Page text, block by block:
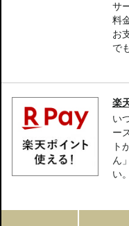
サ
料
お
で
楽
い
ー
ト
ん
い。